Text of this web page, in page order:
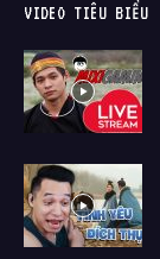
VIDEO TIÊU BIỂU